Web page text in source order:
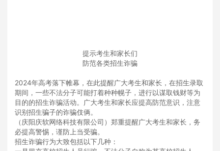
提示考生和家长们
防范各类招生诈骗
2024年高考落下帷幕，在此提醒广大考生和家长，在招生录取
期间，一些不法分子可能打着种种幌子，进行以谋取钱财等为
目的的招生诈骗活动。广大考生和家长应提高防范意识，注意
识别招生骗子的诈骗伎俩。
（庆阳庆软网络科技有限公司）郑重提醒广大考生和家长，务
必提高警惕，谨防上当受骗。
招生诈骗行为大致包括以下几种：